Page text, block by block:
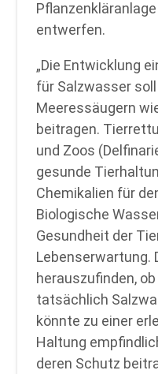
entwerfen.
„Die Entwicklung
für Salzwasser
Meeressäugern
beitragen.
und Zoos
gesunde
Chemikalien für
Biologische
Gesundheit der
Lebenserwartung.
herauszufinden,
tatsächlich
könnte zu einer
Haltung
deren Schutz